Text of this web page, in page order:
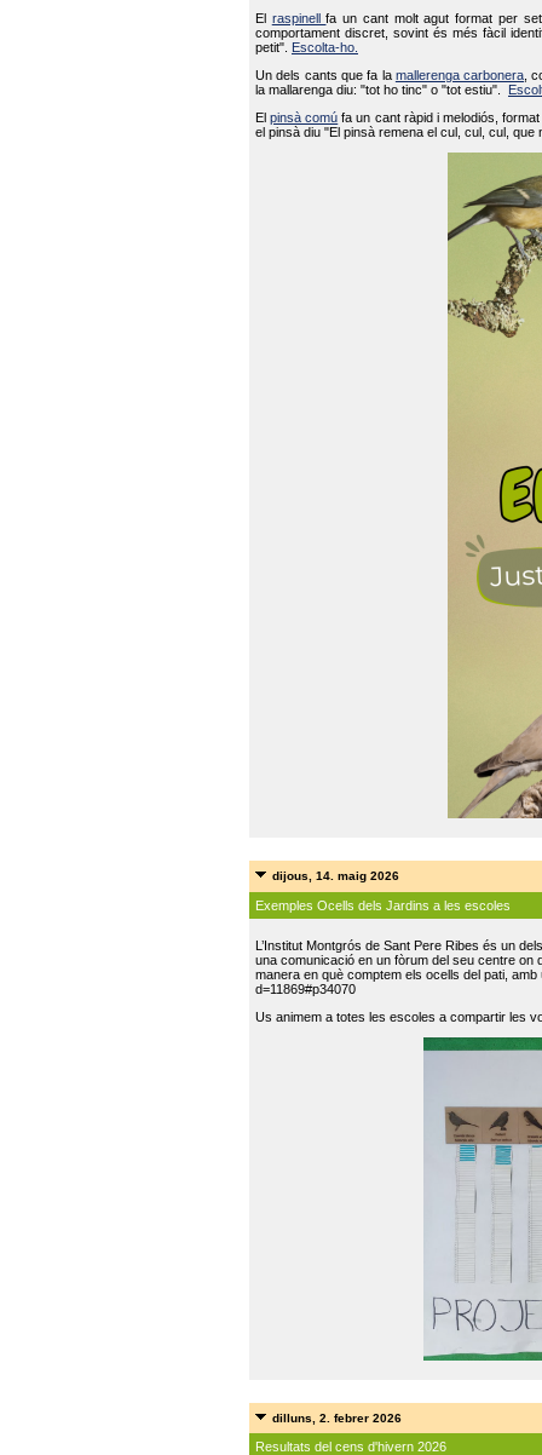
El raspinellfa un cant molt agut format per
comportament discret, sovint és més fàcil
petit".
Escolta-ho.
Un dels cants que fa la mallerenga carbonera ,
la mallarenga diu: "tot ho tinc" o "tot estiu".
Elpinsà comú fa un cant ràpid i melodiós,
el pinsà diu "El pinsà remena el cul, cul, cul,
dijous, 14. maig 2026
Exemples Ocells dels Jardins a les escoles
L’Institut Montgrós de Sant Pere Ribes és un
una comunicació en un fòrum del seu centre on
manera en què comptem els ocells del pati,
d=11869#p34070
Us animem a totes les escoles a compartir les
dilluns, 2. febrer 2026
Resultats del cens d'hivern 2026